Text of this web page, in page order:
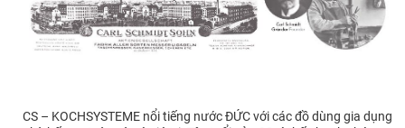
CS – KOCHSYSTEME nổi tiếng nước ĐỨC với các đồ dùng gia dụng